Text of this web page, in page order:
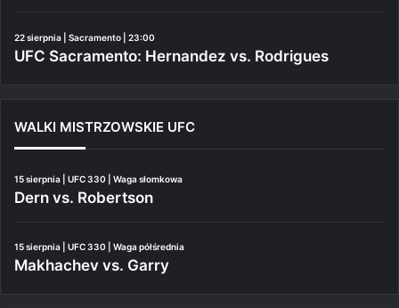
22 sierpnia | Sacramento | 23:00
UFC Sacramento: Hernandez vs. Rodrigues
WALKI MISTRZOWSKIE UFC
15 sierpnia | UFC 330 | Waga słomkowa
Dern vs. Robertson
15 sierpnia | UFC 330 | Waga półśrednia
Makhachev vs. Garry